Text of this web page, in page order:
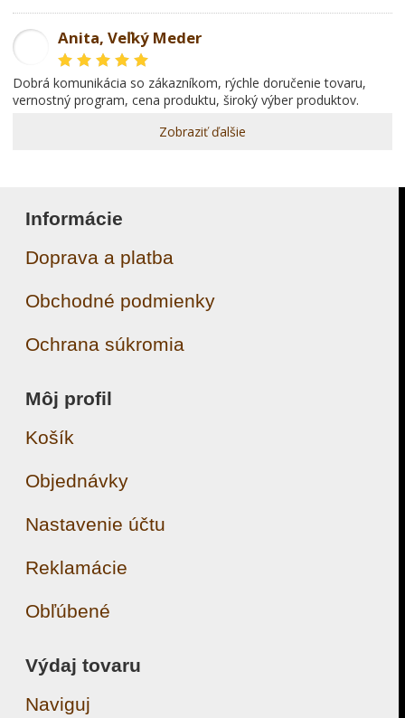
Anita, Veľký Meder
dobrá komunikácia so zákazníkom, rýchle doručenie tovaru,
vernostný program, cena produktu, široký výber produktov.
Zobraziť ďalšie
Informácie
Doprava a platba
Obchodné podmienky
Ochrana súkromia
Môj profil
Košík
Objednávky
Nastavenie účtu
Reklamácie
Obľúbené
Výdaj tovaru
Naviguj